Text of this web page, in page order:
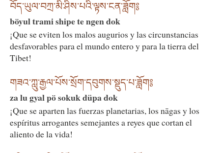
བོད་ཡུལ་བཀྲ་མི་ཤིས་པའི་ལྟས་ངན་ཟློག༔
böyul trami shipe te ngen dok
¡Que se eviten los malos augurios y las circunstancias
desfavorables para el mundo entero y para la tierra del
Tibet!
གཟའ་ཀླུ་རྒྱལ་པོས་སྲོག་དབུགས་སྡུད་པ་ཟློག༔
za lu gyal pö sokuk düpa dok
¡Que se aparten las fuerzas planetarias, los nāgas y los
espíritus arrogantes semejantes a reyes que cortan el
aliento de la vida!